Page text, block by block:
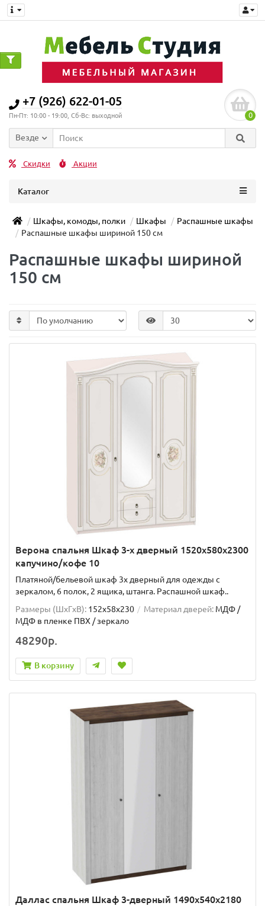
+7 (926) 622-01-05
Пн-Пт: 10:00 - 19:00, Сб-Вс: выходной 0
Везде
Скидки Акции
Каталог
Шкафы, комоды, полки Шкафы
Распашные шкафы
Распашные шкафы шириной 150 см
Распашные шкафы шириной
150 см
Верона спальня Шкаф 3-х дверный 1520x580x2300
капучино/кофе 10
Платяной/бельевой шкаф 3х дверный для одежды с
зеркалом, 6 полок, 2 ящика, штанга. Распашной шкаф..
Размеры (ШxГxВ): 152x58x230 Материал дверей: МДФ /
МДФ в пленке ПВХ / зеркало
48290р.
В корзину
Даллас спальня Шкаф 3-дверный 1490х540х2180